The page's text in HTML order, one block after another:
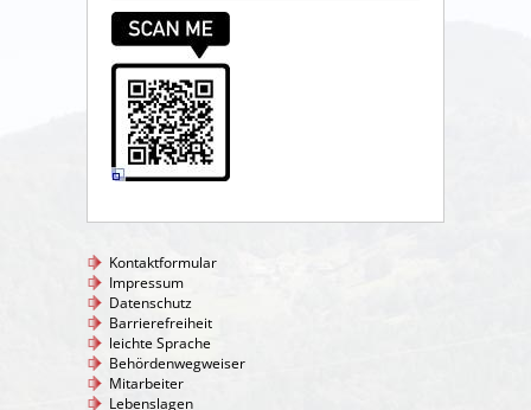
Kontaktformular
Impressum
Datenschutz
Barrierefreiheit
leichte Sprache
Behördenwegweiser
Mitarbeiter
Lebenslagen